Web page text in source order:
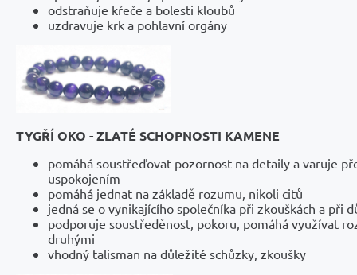
odstraňuje křeče a bolesti kloubů
uzdravuje krk a pohlavní orgány
TYGŘÍ OKO - ZLATÉ SCHOPNOSTI KAMENE
pomáhá soustřeďovat pozornost na detaily a varuje
uspokojením
pomáhá jednat na základě rozumu, nikoli citů
jedná se o vynikajícího společníka při zkouškách a při
podporuje soustředěnost, pokoru, pomáhá využívat
druhými
vhodný talisman na důležité schůzky, zkoušky